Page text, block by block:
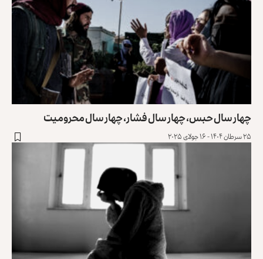
چهار سال حبس، چهار سال فشار، چهار سال محرومیت
۲۵ سرطان ۱۴۰۴ - ۱۶ جولای ۲۰۲۵